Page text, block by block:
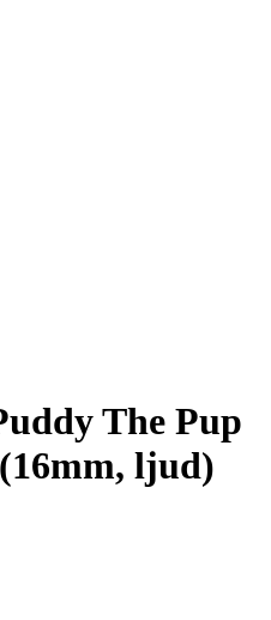
The Pup
ljud)